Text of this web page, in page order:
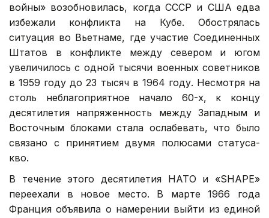
войны» возобновилась, когда СССР и США едва
избежали конфликта на Кубе. Обострялась
ситуация во Вьетнаме, где участие Соединенных
Штатов в конфликте между севером и югом
увеличилось с одной тысячи военных советников
в 1959 году до 23 тысяч в 1964 году. Несмотря на
столь неблагоприятное начало 60-х, к концу
десятилетия напряженность между Западным и
Восточным блоками стала ослабевать, что было
связано с принятием двумя полюсами статуса-
кво.
В течение этого десятилетия НАТО и «SHAPE»
переехали в новое место. В марте 1966 года
Франция объявила о намерении выйти из единой